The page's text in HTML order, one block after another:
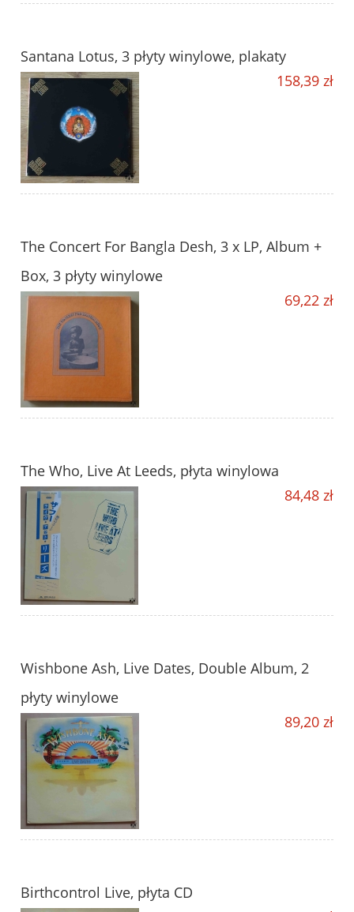
Santana Lotus, 3 płyty winylowe, plakaty
158,39 zł
The Concert For Bangla Desh, 3 x LP, Album +
Box, 3 płyty winylowe
69,22 zł
The Who, Live At Leeds, płyta winylowa
84,48 zł
Wishbone Ash, Live Dates, Double Album, 2
płyty winylowe
89,20 zł
Birthcontrol Live, płyta CD